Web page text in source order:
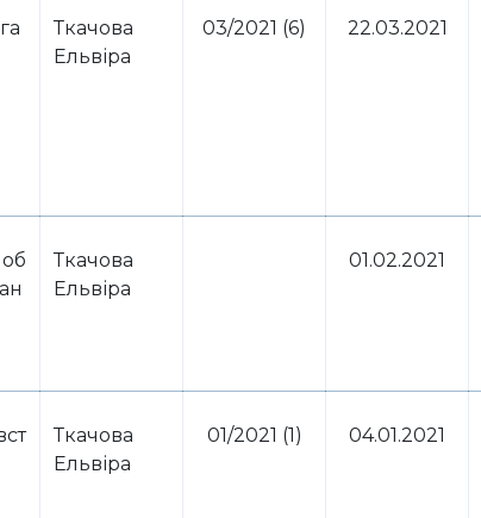
Ткачова
Ельвіра
03/2021 (6) 22.03.2021
Ткачова
Ельвіра
01.02.2021
Ткачова
Ельвіра
01/2021 (1) 04.01.2021